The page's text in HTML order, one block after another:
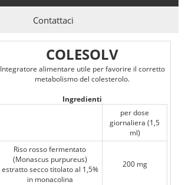
Contattaci
COLESOLV
Integratore alimentare utile per favorire il corretto
metabolismo del colesterolo.
Ingredienti
per dose
giornaliera (1,5
ml)
Riso rosso fermentato
(Monascus purpureus)
estratto secco titolato al 1,5%
in monacolina
200 mg